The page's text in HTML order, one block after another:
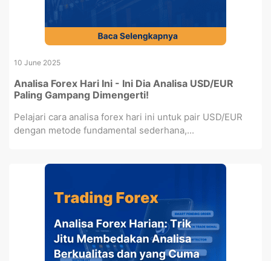
10 June 2025
Analisa Forex Hari Ini - Ini Dia Analisa USD/EUR
Paling Gampang Dimengerti!
Pelajari cara analisa forex hari ini untuk pair USD/EUR
dengan metode fundamental sederhana,...